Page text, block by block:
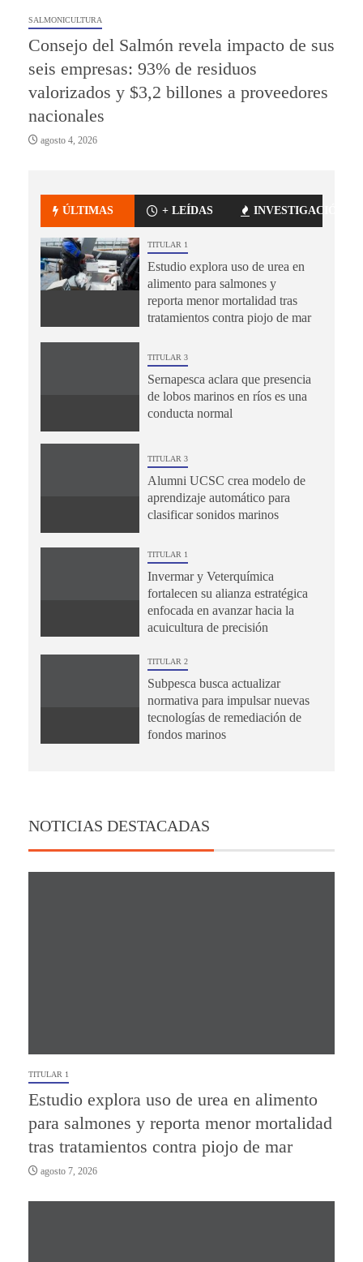
SALMONICULTURA
Consejo del Salmón revela impacto de sus
seis empresas: 93% de residuos
valorizados y $3,2 billones a proveedores
nacionales
agosto 4, 2026
ÚLTIMAS + LEÍDAS INVESTIGACIÓN
TITULAR 1
Estudio explora uso de urea en
alimento para salmones y
reporta menor mortalidad tras
tratamientos contra piojo de mar
TITULAR 3
Sernapesca aclara que presencia
de lobos marinos en ríos es una
conducta normal
TITULAR 3
Alumni UCSC crea modelo de
aprendizaje automático para
clasificar sonidos marinos
TITULAR 1
Invermar y Veterquímica
fortalecen su alianza estratégica
enfocada en avanzar hacia la
acuicultura de precisión
TITULAR 2
Subpesca busca actualizar
normativa para impulsar nuevas
tecnologías de remediación de
fondos marinos
NOTICIAS DESTACADAS
TITULAR 1
Estudio explora uso de urea en alimento
para salmones y reporta menor mortalidad
tras tratamientos contra piojo de mar
agosto 7, 2026